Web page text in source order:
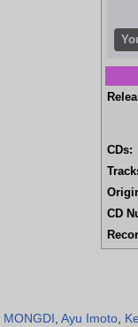
CDs:
CD
MONGDI,Ayu Imoto,